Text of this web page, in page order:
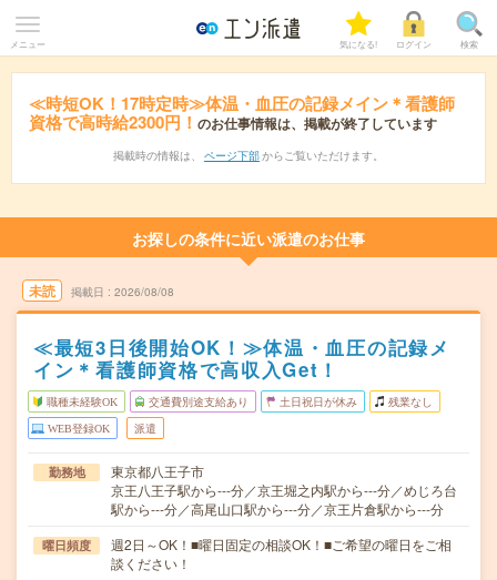
メニュー 気になる! ログイン 検索
≪時短OK！17時定時≫体温・血圧の記録メイン＊看護師
資格で高時給2300円！ のお仕事情報は、掲載が終了しています
掲載時の情報は、 ページ下部 からご覧いただけます。
お探しの条件に近い派遣のお仕事
未読 掲載日 2026/08/08
≪最短3日後開始OK！≫体温・血圧の記録メ
イン＊看護師資格で高収入Get！
職種未経験OK 交通費別途支給あり 土日祝日が休み 残業なし
WEB登録OK 派遣
勤務地
東京都八王子市
京王八王子駅から---分／京王堀之内駅から---分／めじろ台
駅から---分／高尾山口駅から---分／京王片倉駅から---分
曜日頻度
週2日～OK！■曜日固定の相談OK！■ご希望の曜日をご相
談ください！